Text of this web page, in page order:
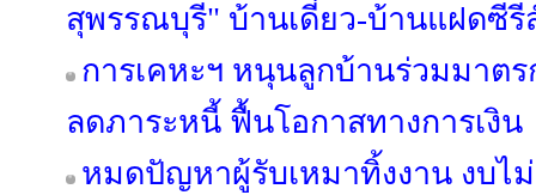
สุพรรณบุรี" บ้านเดี่ยว-บ้านแฝดซีรี
การเคหะฯ หนุนลูกบ้านร่วมมาต
ลดภาระหนี้ ฟื้นโอกาสทางการเงิน
หมดปัญหาผู้รับเหมาทิ้งงาน งบไ